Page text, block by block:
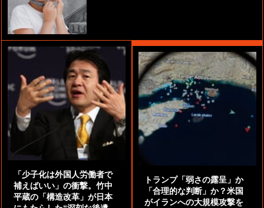
「少子化は外国人労働者で
補えばいい」の衝撃。竹中
平蔵の「構造改革」が日本
トランプ「弱さの露呈」か
「合理的な判断」か？米国
がイランへの大規模攻撃を